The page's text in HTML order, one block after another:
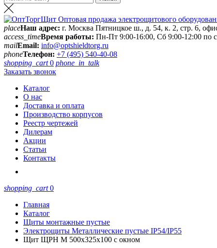
placeНаш адрес: г. Москва Пятницкое ш., д. 54, к. 2, стр. 6,
access_timeВремя работы: Пн-Пт 9:00-16:00, Сб 9:00-12:00 по
mailEmail: info@optshieldtorg.ru
phoneТелефон: +7 (495) 540-40-08
shopping_cart 0 phone_in_talk
Заказать звонок
Каталог
О нас
Доставка и оплата
Производство корпусов
Реестр чертежей
Дилерам
Акции
Статьи
Контакты
shopping_cart 0
Главная
Каталог
Щиты монтажные пустые
Электрощиты Металлические пустые IP54/IP55
Щит ЩРН М 500х325х100 с окном